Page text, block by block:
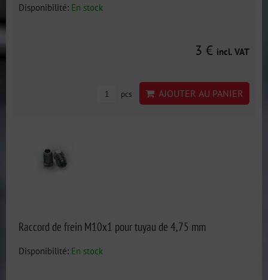
Disponibilité: En stock
3 € incl. VAT
pcs AJOUTER AU PANIER
Raccord de frein M10x1 pour tuyau de 4,75 mm
Disponibilité: En stock